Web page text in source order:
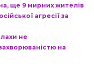
ще 9 мирних жителів
агресії за
не
на